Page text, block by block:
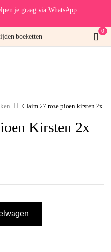
je graag via WhatsApp.
0
Claim 27 roze pioen kirsten 2x
Kirsten 2x